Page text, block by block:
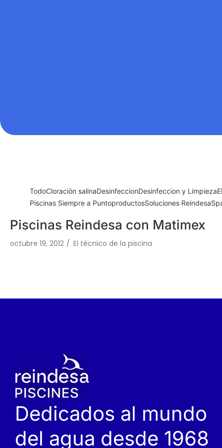
TodoCloración salinaDesinfeccionDesinfeccion y Limpieza
Piscinas Siempre a PuntoproductosSoluciones Reindesa
Piscinas Reindesa con Matimex
octubre 19, 2012 / El técnico de la piscina
Dedicados al mundo
del agua desde 1968